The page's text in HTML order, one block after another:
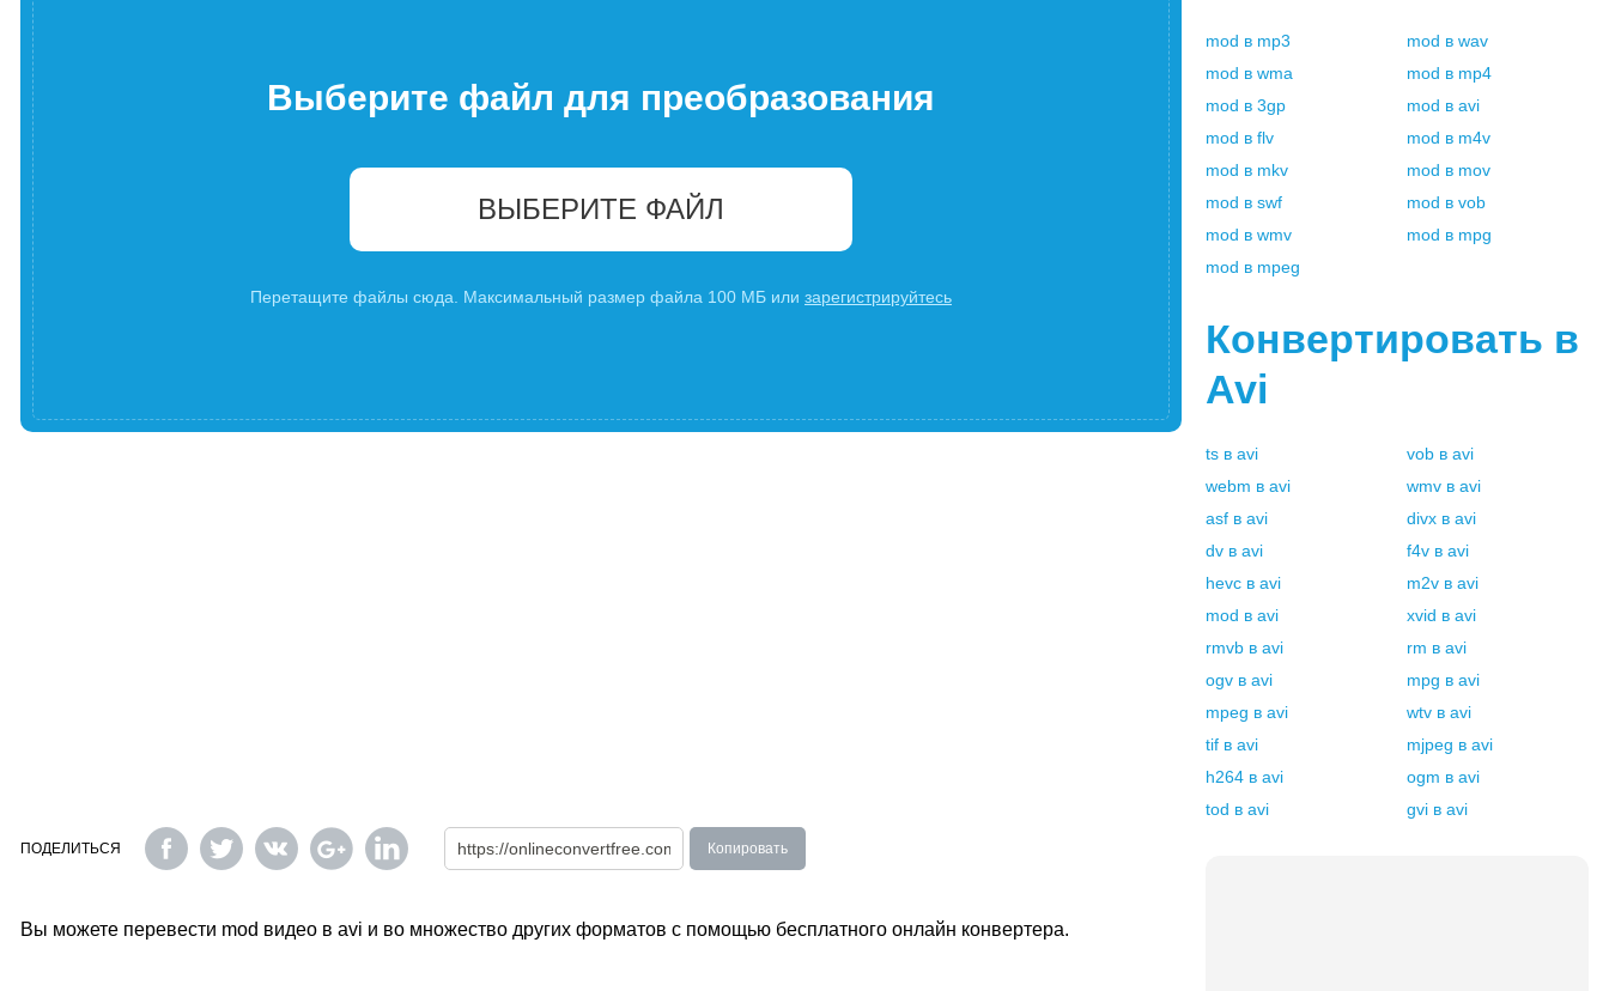
Выберите файл для преобразования
ВЫБЕРИТЕ ФАЙЛ
Перетащите файлы сюда. Максимальный размер файла 100 МБ или зарегистрируйтесь
ПОДЕЛИТЬСЯ Копировать
Вы можете перевести mod видео в avi и во множество других форматов с помощью бесплатного онлайн конвертера.
mod в mp3 mod в wav
mod в wma mod в mp4
mod в 3gp mod в avi
mod в flv mod в m4v
mod в mkv mod в mov
mod в swf mod в vob
mod в wmv mod в mpg
mod в mpeg
Конвертировать в
Avi
ts в avi vob в avi
webm в avi wmv в avi
asf в avi divx в avi
dv в avi f4v в avi
hevc в avi m2v в avi
mod в avi xvid в avi
rmvb в avi rm в avi
ogv в avi mpg в avi
mpeg в avi wtv в avi
tif в avi mjpeg в avi
h264 в avi ogm в avi
tod в avi gvi в avi